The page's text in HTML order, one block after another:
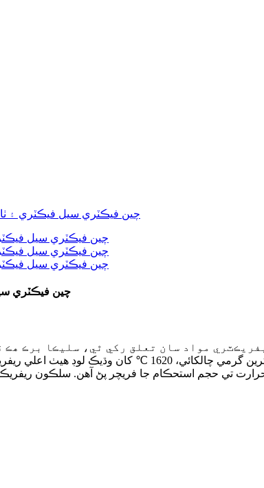
چين فيڪٽري
ريفريڪٽري برڪ ۾ تيزابي سنکنرن جي سٺي مزاحمت،
تي حجم استحڪام جا فريچر پڻ آهن. سلڪون